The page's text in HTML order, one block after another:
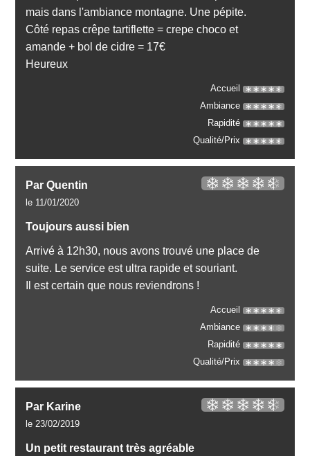
mais dans l'ambiance montagne. Une pépite.
Côté repas crêpe tartiflette = crepe choco et
amande + bol de cidre = 17€
Heureux
Accueil
Ambiance
Rapidité
Qualité/Prix
Par Quentin
le 11/01/2020
Toujours aussi bien
Arrivé à 12h30, nous avons trouvé une place de
suite. Le service est ultra rapide et souriant.
Il est certain que nous reviendrons !
Accueil
Ambiance
Rapidité
Qualité/Prix
Par Karine
le 23/02/2019
Un petit restaurant très agréable